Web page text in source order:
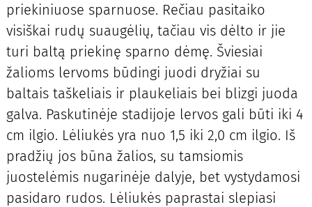
priekiniuose sparnuose. Rečiau pasitaiko
visiškai rudų suaugėlių, tačiau vis dėlto ir jie
turi baltą priekinę sparno dėmę. Šviesiai
žalioms lervoms būdingi juodi dryžiai su
baltais taškeliais ir plaukeliais bei blizgi juoda
galva. Paskutinėje stadijoje lervos gali būti iki 4
cm ilgio. Lėliukės yra nuo 1,5 iki 2,0 cm ilgio. Iš
pradžių jos būna žalios, su tamsiomis
juostelėmis nugarinėje dalyje, bet vystydamosi
pasidaro rudos. Lėliukės paprastai slepiasi